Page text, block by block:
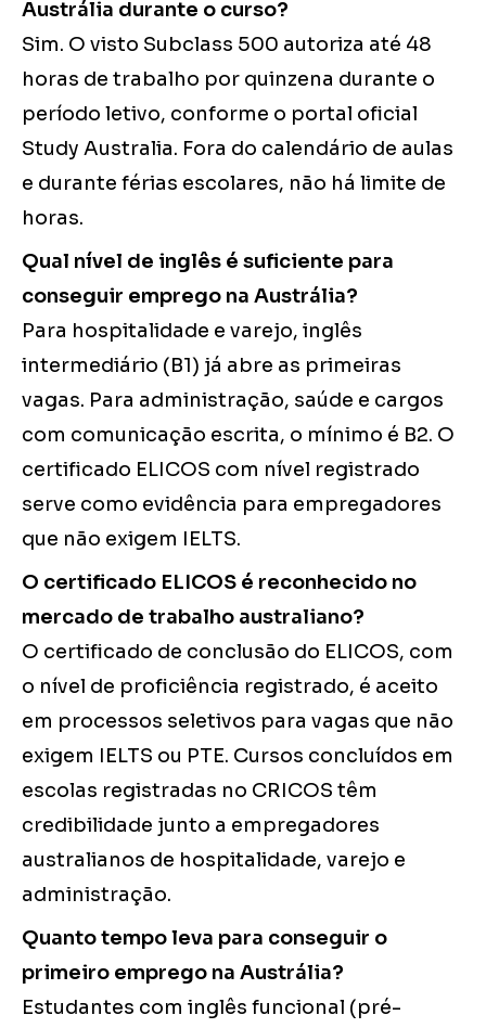
Austrália durante o curso?
Sim. O visto Subclass 500 autoriza até 48
horas de trabalho por quinzena durante o
período letivo, conforme o portal oficial
Study Australia. Fora do calendário de aulas
e durante férias escolares, não há limite de
horas.
Qual nível de inglês é suficiente para
conseguir emprego na Austrália?
Para hospitalidade e varejo, inglês
intermediário (B1) já abre as primeiras
vagas. Para administração, saúde e cargos
com comunicação escrita, o mínimo é B2. O
certificado ELICOS com nível registrado
serve como evidência para empregadores
que não exigem IELTS.
O certificado ELICOS é reconhecido no
mercado de trabalho australiano?
O certificado de conclusão do ELICOS, com
o nível de proficiência registrado, é aceito
em processos seletivos para vagas que não
exigem IELTS ou PTE. Cursos concluídos em
escolas registradas no CRICOS têm
credibilidade junto a empregadores
australianos de hospitalidade, varejo e
administração.
Quanto tempo leva para conseguir o
primeiro emprego na Austrália?
Estudantes com inglês funcional (pré-